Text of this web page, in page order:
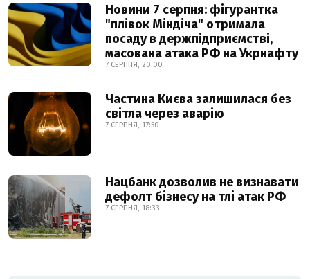
Новини 7 серпня: фігурантка
"плівок Міндіча" отримала
посаду в держпідприємстві,
масована атака РФ на Укрнафту
7 СЕРПНЯ, 20:00
Частина Києва залишилася без
світла через аварію
7 СЕРПНЯ, 17:50
Нацбанк дозволив не визнавати
дефолт бізнесу на тлі атак РФ
7 СЕРПНЯ, 18:33